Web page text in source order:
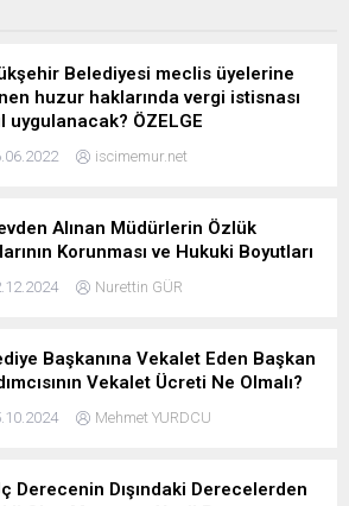
Belediyesi meclis üyelerine
huzur haklarında vergi istisnası
uygulanacak? ÖZELGE
iscimemur.net
Alınan Müdürlerin Özlük
Korunması ve Hukuki Boyutları
Nurettin GÜR
Başkanına Vekalet Eden Başkan
Vekalet Ücreti Ne Olmalı?
Mehmet YURDCU
Derecenin Dışındaki Derecelerden